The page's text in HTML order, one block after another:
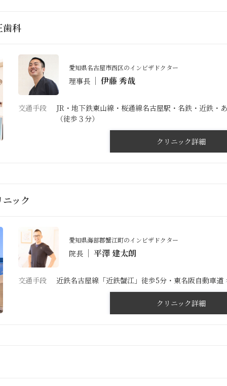
歯科
愛知県名古屋市西区のインビザドクター
理事長 伊藤 秀哉
交通手段
JR・地下鉄東山線・桜通線名古屋駅・名鉄・近鉄・
（徒歩３分）
クリニック詳細
ック
愛知県海部郡蟹江町のインビザドクター
院長 平澤 建太朗
交通手段 近鉄名古屋線「近鉄蟹江」徒歩5分・東名阪自動車道
クリニック詳細